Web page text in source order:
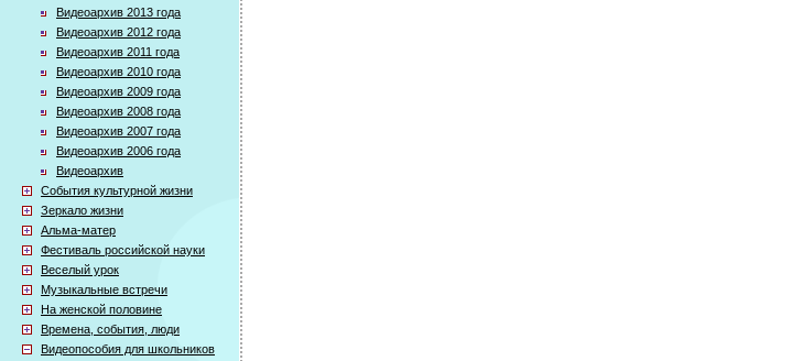
Видеоархив 2013 года
Видеоархив 2012 года
Видеоархив 2011 года
Видеоархив 2010 года
Видеоархив 2009 года
Видеоархив 2008 года
Видеоархив 2007 года
Видеоархив 2006 года
Видеоархив
События культурной жизни
Зеркало жизни
Альма-матер
Фестиваль российской науки
Веселый урок
Музыкальные встречи
На женской половине
Времена, события, люди
Видеопособия для школьников